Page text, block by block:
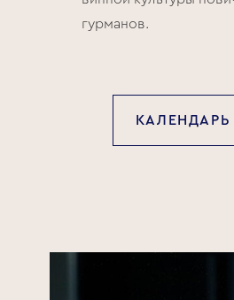
гурманов.
КАЛЕНДАРЬ